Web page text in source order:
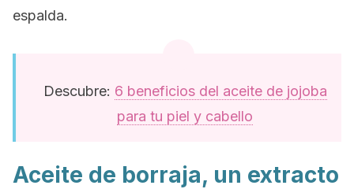
espalda.
Descubre: 6 beneficios del aceite de jojoba
para tu piel y cabello
Aceite de borraja, un extracto